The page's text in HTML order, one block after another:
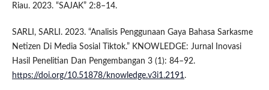
Riau. 2023. “SAJAK” 2:8–14.
SARLI, SARLI. 2023. “Analisis Penggunaan Gaya Bahasa Sarkasme
Netizen Di Media Sosial Tiktok.” KNOWLEDGE: Jurnal Inovasi
Hasil Penelitian Dan Pengembangan 3 (1): 84–92.
https://doi.org/10.51878/knowledge.v3i1.2191.